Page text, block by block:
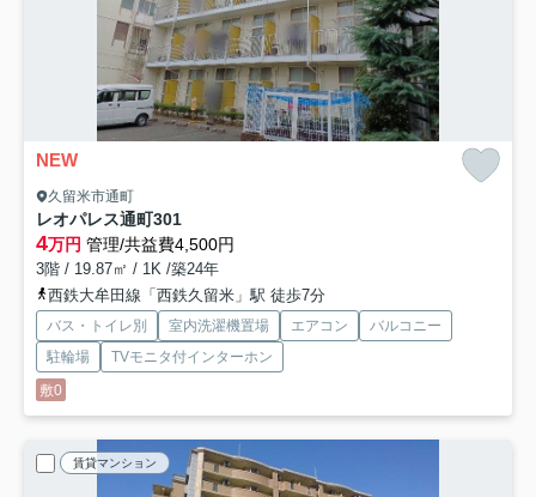
NEW
久留米市通町
レオパレス通町301
4万円 管理/共益費4,500円
3階 / 19.87㎡ / 1K /築24年
西鉄大牟田線「西鉄久留米」駅 徒歩7分
バス・トイレ別 室内洗濯機置場 エアコン
バルコニー
駐輪場
TVモニタ付インターホン
敷0
賃貸マンション